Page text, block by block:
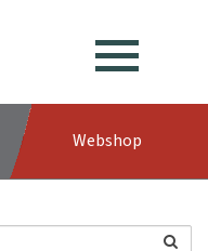
Webshop